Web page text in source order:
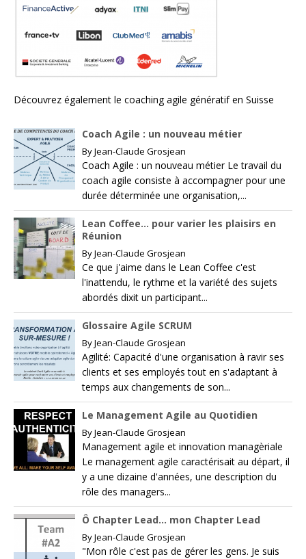
Découvrez également le coaching agile génératif en Suisse
Coach Agile : un nouveau métier
ByJean-Claude Grosjean
Coach Agile : un nouveau métier Le travail du
coach agile consiste à accompagner pour une
durée déterminée une organisation,...
Lean Coffee… pour varier les plaisirs en
Réunion
ByJean-Claude Grosjean
Ce que j'aime dans le Lean Coffee c'est
l'inattendu, le rythme et la variété des sujets
abordés dixit un participant...
Glossaire Agile SCRUM
ByJean-Claude Grosjean
Agilité: Capacité d'une organisation à ravir ses
clients et ses employés tout en s'adaptant à
temps aux changements de son...
Le Management Agile au Quotidien
ByJean-Claude Grosjean
Management agile et innovation managèriale
Le management agile caractérisait au départ, il
y a une dizaine d'années, une description du
rôle des managers...
Ô Chapter Lead… mon Chapter Lead
ByJean-Claude Grosjean
"Mon rôle c'est pas de gérer les gens. Je suis